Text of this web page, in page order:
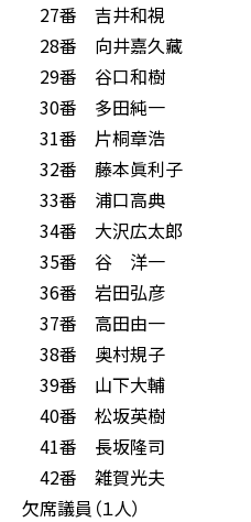
27番 吉井和視
28番 向井嘉久藏
29番 谷口和樹
30番 多田純一
31番 片桐章浩
32番 藤本眞利子
33番 浦口高典
34番 大沢広太郎
35番 谷 洋一
36番 岩田弘彦
37番 高田由一
38番 奥村規子
39番 山下大輔
40番 松坂英樹
41番 長坂隆司
42番 雑賀光夫
欠席議員（１人）